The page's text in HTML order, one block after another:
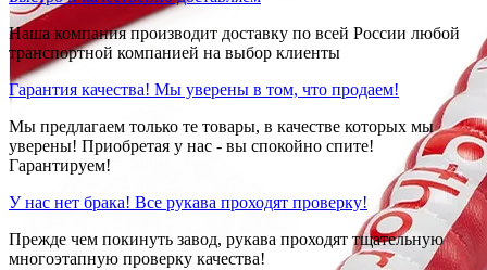
Наша компания производит доставку по всей России любой
транспортной компанией на выбор клиенты
Гарантия качества! Мы уверены в том, что продаем!
Мы предлагаем только те товары, в качестве которых мы
уверены! Приобретая у нас - вы спокойно спите!
Гарантируем!
У нас нет брака! Все рукава проходят проверку!
Прежде чем покинуть завод, рукава проходят тщательную
многоэтапную проверку качества!